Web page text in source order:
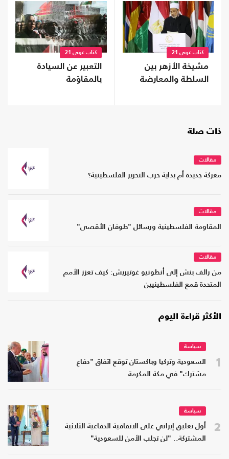
كتاب عربي 21
مشيخة الأزهر بين
السلطة والمعارضة
كتاب عربي 21
التعبير عن السيادة
بالمقاوَمة
ذات صلة
مقالات
معركة جديدة أم بداية حرب التحرير الفلسطينية؟
مقالات
المقاومة الفلسطينية ورسائل "طوفان الأقصى"
مقالات
من رالف بنش إلى أنطونيو غوتيريش: كيف تعزز الأمم
المتحدة قمع الفلسطينيين
الأكثر قراءة اليوم
1
سياسة
السعودية وتركيا وباكستان توقع اتفاق "دفاع
مشترك" في مكة المكرمة
2
سياسة
أول تعليق إيراني على الاتفاقية الدفاعية الثلاثية
المشتركة.. "لن تجلب الأمن للسعودية"